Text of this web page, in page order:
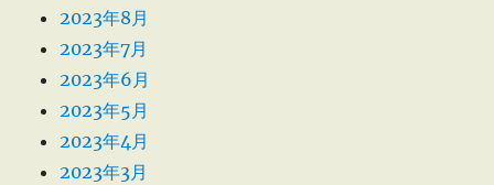
2023年8月
2023年7月
2023年6月
2023年5月
2023年4月
2023年3月